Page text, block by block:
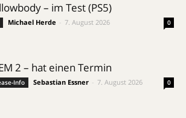
– im Test (PS5)
Michael Herde 7. August 2026 0
2 – hat einen Termin
Info Sebastian Essner 7. August 2026 0